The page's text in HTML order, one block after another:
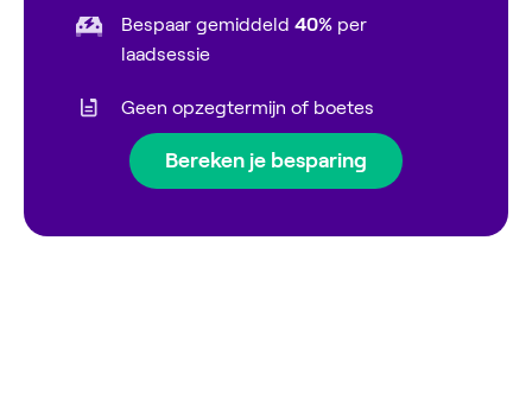
Bespaar gemiddeld40% per
laadsessie
Geen opzegtermijn of boetes
Bereken je besparing